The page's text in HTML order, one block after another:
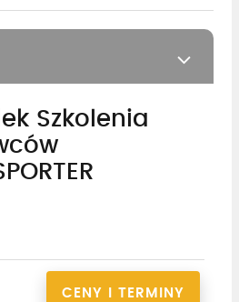
Szkolenia
CENY I TERMINY